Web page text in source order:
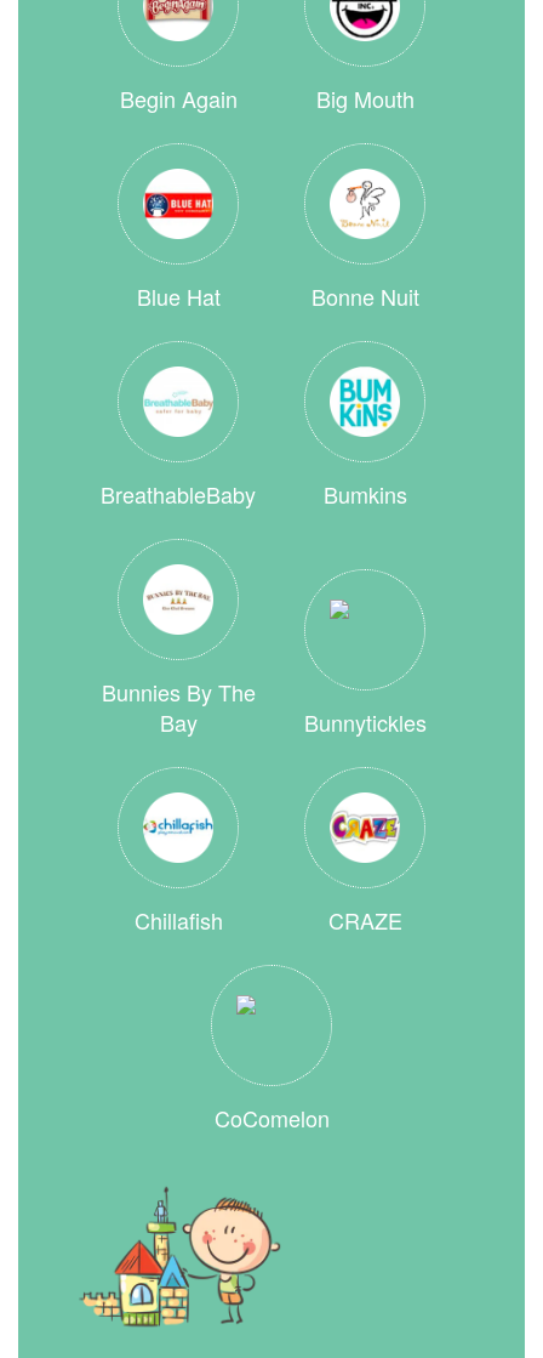
Begin Again Big Mouth
Blue Hat Bonne Nuit
BreathableBaby Bumkins
Bunnies By The
Bay
Bunnytickles
Chillafish CRAZE
CoComelon